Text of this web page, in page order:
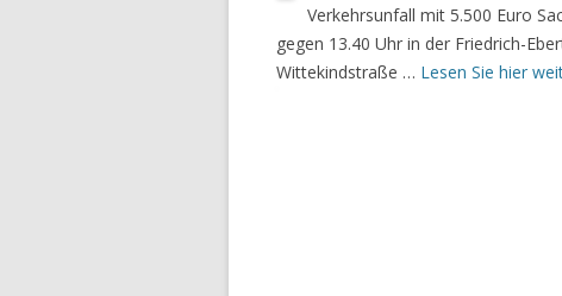
Verkehrsunfall mit 5.500 Euro
gegen 13.40 Uhr in der Friedrich-
Wittekindstraße … Lesen Sie hier